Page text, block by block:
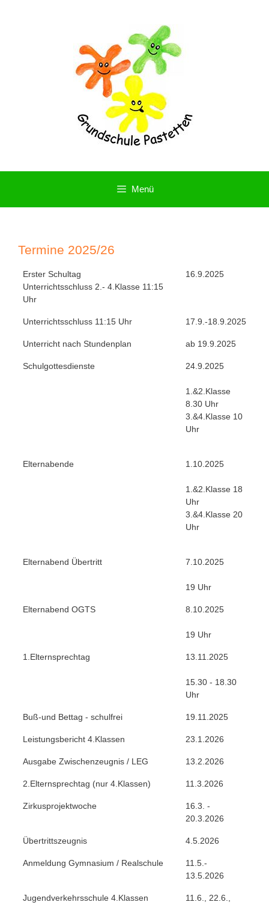
Menü
Termine 2025/26
Erster Schultag
Unterrichtsschluss 2.- 4.Klasse 11:15
Uhr
16.9.2025
Unterrichtsschluss 11:15 Uhr 17.9.-18.9.2025
Unterricht nach Stundenplan ab 19.9.2025
Schulgottesdienste 24.9.2025
1.&2.Klasse
8.30 Uhr
3.&4.Klasse 10
Uhr
Elternabende 1.10.2025
1.&2.Klasse 18
Uhr
3.&4.Klasse 20
Uhr
Elternabend Übertritt 7.10.2025
19 Uhr
Elternabend OGTS 8.10.2025
19 Uhr
1.Elternsprechtag 13.11.2025
15.30 - 18.30
Uhr
Buß-und Bettag - schulfrei 19.11.2025
Leistungsbericht 4.Klassen 23.1.2026
Ausgabe Zwischenzeugnis / LEG 13.2.2026
2.Elternsprechtag (nur 4.Klassen) 11.3.2026
Zirkusprojektwoche
16.3. -
20.3.2026
Übertrittszeugnis 4.5.2026
Anmeldung Gymnasium / Realschule
11.5.-
13.5.2026
Jugendverkehrsschule 4.Klassen
11.6., 22.6.,